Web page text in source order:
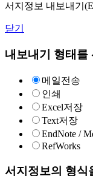
서지정보 내보내기
닫기
내보내기 형태를
메일전송
인쇄
Excel저장
Text저장
EndNote /
RefWorks
서지정보의 형식